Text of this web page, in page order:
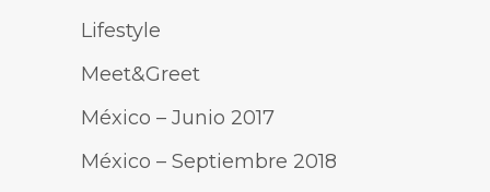
Lifestyle
Meet&Greet
México – Junio 2017
México – Septiembre 2018